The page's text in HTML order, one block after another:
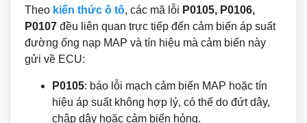
Theo kiến thức ô tô, các mã lỗi P0105, P0106,
P0107 đều liên quan trực tiếp đến cảm biến áp suất
đường ống nạp MAP và tín hiệu mà cảm biến này
gửi về ECU:
P0105: báo lỗi mạch cảm biến MAP hoặc tín
hiệu áp suất không hợp lý, có thể do đứt dây,
chập dây hoặc cảm biến hỏng.